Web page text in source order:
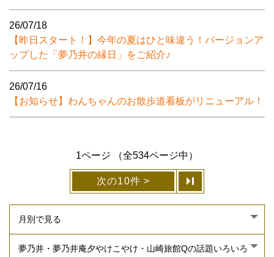
26/07/18
【昨日スタート！】今年の夏はひと味違う！バージョンア
ップした「夢乃井の縁日」をご紹介♪
26/07/16
【お知らせ】わんちゃんのお散歩道看板がリニューアル！
1ページ （全534ページ中）
次の10件